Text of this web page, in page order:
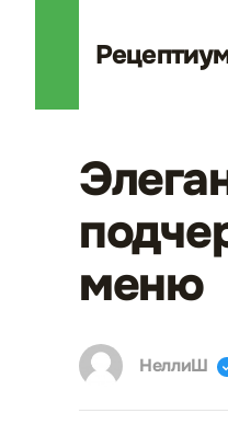
Рецепт
меню
НеллиШ